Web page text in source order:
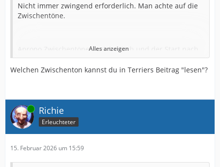
Nicht immer zwingend erforderlich. Man achte auf die
Zwischentöne.
Apropo Zwischentöne, sprich Mitch und der Start nach
der Winterpause.
In 25 mit 1N-1S-2N-1S
Jetzt mit 1N-2U-2S
Alles anzeigen
Welchen Zwischenton kannst du in Terriers Beitrag "lesen"?
Online Richie
Erleuchteter
15. Februar 2026 um 15:59